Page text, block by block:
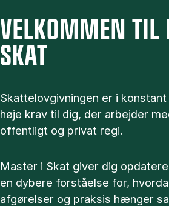
VELKOMMEN TIL
SKAT
Skattelovgivningen er i
høje krav til dig, der arbejder
offentligt og privat regi.
Master i Skat giver dig
en dybere forståelse for,
afgørelser og praksis hænger